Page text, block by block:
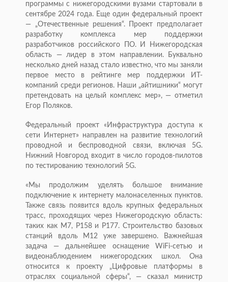
программы с нижегородскими вузами стартовали в
сентябре 2024 года. Еще один федеральный проект
— „Отечественные решения“. Проект предполагает
разработку комплекса мер поддержки
разработчиков российского ПО. И Нижегородская
область — лидер в этом направлении. Буквально
несколько дней назад стало известно, что мы заняли
первое место в рейтинге мер поддержки ИТ-
компаний среди регионов. Наши „айтишники“ могут
претендовать на целый комплекс мер», — отметил
Егор Поляков.
Федеральный проект «Инфраструктура доступа к
сети Интернет» направлен на развитие технологий
проводной и беспроводной связи, включая 5G.
Нижний Новгород входит в число городов-пилотов
по тестированию технологий 5G.
«Мы продолжим уделять большое внимание
подключение к интернету малонаселенных пунктов.
Также связь появится вдоль крупных федеральных
трасс, проходящих через Нижегородскую область:
таких как М7, Р158 и Р177. Строительство базовых
станций вдоль М12 уже завершено. Важнейшая
задача — дальнейшее оснащение WiFi-сетью и
видеонаблюдением нижегородских школ. Она
относится к проекту „Цифровые платформы в
отраслях социальной сферы“, — сказал министр